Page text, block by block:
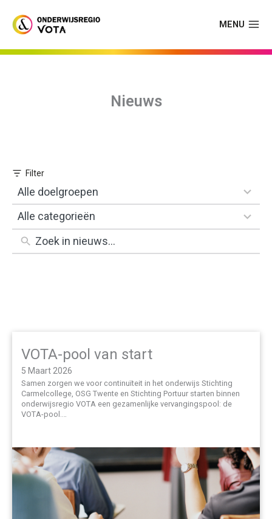
content
MENU
Nieuws
Alle doelgroepen
result
available
Alle categorieën
result
available
VOTA-pool van start
5 Maart 2026
Samen zorgen we voor continuïteit in het onderwijs Stichting
Carmelcollege, OSG Twente en Stichting Portuur starten binnen
onderwijsregio VOTA een gezamenlijke vervangingspool: de
VOTA-pool.…